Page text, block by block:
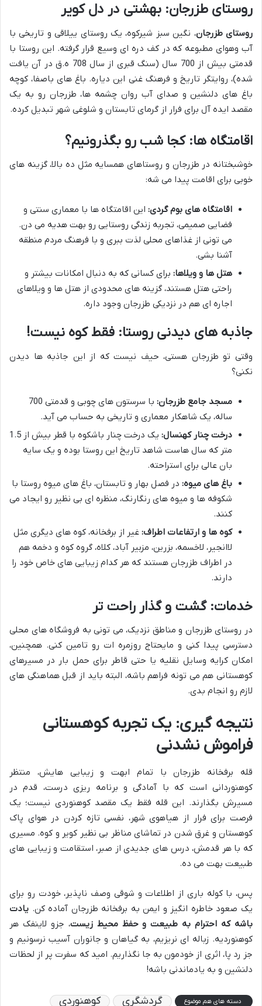
روستای طزرجان: بهشتی در دل کویر
روستای طزرجان، نگین سبز شیرکوه، یک روستای ییلاقی و تاریخی با
آب وهوای مطبوعه که در کف دره ای وسیع قرار گرفته. این روستا با
قدمتی بیش از 700 سال (سنگ قبری از سال 708 ه.ق در آن یافت
شده)، روایتگر تاریخ و فرهنگ غنی این دیاره. باغ های باصفا، کوچه
باغ های دلنشین و صدای آب روان چشمه ها، طزرجان رو به یک
مقصد ایده آل برای فرار از گرمای تابستان و شلوغی شهر تبدیل کرده.
اقامتگاه ها: کجا شب رو بگذرونیم؟
خوشبختانه در طزرجان و روستاهای همسایه مثل ده بالا، گزینه های
خوبی برای اقامت پیدا می شه:
اقامتگاه های بوم گردی: این اقامتگاه ها با معماری سنتی و
فضایی صمیمی، تجربه زندگی روستایی رو بهت هدیه می دن.
می تونی از غذاهای محلی لذت ببری و با فرهنگ مردم منطقه
آشنا بشی.
هتل ها و ویلاها: برای کسانی که به دنبال امکانات بیشتر و
راحتی هتل هستند، گزینه های محدودی از هتل ها و ویلاهای
اجاره ای هم در نزدیکی طزرجان وجود داره.
جاذبه های دیدنی روستا: فقط کوه نیست!
وقتی تو طزرجان هستی، حیف نیست که از این جاذبه ها دیدن
نکنی؟
مسجد جامع طزرجان:
با سرستون های چوبی و قدمتی 700
ساله، یک شاهکار معماری و تاریخی به حساب می آید.
درخت چنار کهنسال:
یک درخت چنار باشکوه با قطر بیش از 1.5
متر که سال هاست شاهد تاریخ این روستا بوده و یک سایه
بان عالی برای استراحته.
باغ های میوه: در فصل بهار و تابستان، باغ های میوه روستا با
شکوفه ها و میوه های رنگارنگ، منظره ای بی نظیر رو ایجاد می
کنند.
کوه ها و ارتفاعات اطراف: غیر از برفخانه، کوه های دیگری مثل
لاانجیر، لاخسمه، بزرین، مزبیر آباد، کلاه، گروه کوه و دخمه هم
در اطراف طزرجان هستند که هر کدام زیبایی های خاص خود را
دارند.
خدمات: گشت و گذار راحت تر
در روستای طزرجان و مناطق نزدیک، می تونی به فروشگاه های محلی
دسترسی پیدا کنی و مایحتاج روزمره ات رو تامین کنی. همچنین،
امکان کرایه وسایل نقلیه یا حتی قاطر برای حمل بار در مسیرهای
کوهستانی هم می تونه فراهم باشه، البته باید از قبل هماهنگی های
لازم رو انجام بدی.
نتیجه گیری: یک تجربه کوهستانی
فراموش نشدنی
قله برفخانه طزرجان با تمام ابهت و زیبایی هایش، منتظر
کوهنوردانی است که با آمادگی و برنامه ریزی درست، قدم در
مسیرش بگذارند. این قله فقط یک مقصد کوهنوردی نیست؛ یک
فرصت برای فرار از هیاهوی شهر، نفسی تازه کردن در هوای پاک
کوهستان و غرق شدن در تماشای مناظر بی نظیر کویر و کوه. مسیری
که با هر قدمش، درس های جدیدی از صبر، استقامت و زیبایی های
طبیعت بهت می ده.
پس، با کوله باری از اطلاعات و شوقی وصف ناپذیر، خودت رو برای
یک صعود خاطره انگیز و ایمن به برفخانه طزرجان آماده کن. یادت
باشه که احترام به طبیعت و حفظ محیط زیست، جزو لاینفک هر
کوهنوردیه. زباله ای نریزیم، به گیاهان و جانوران آسیب نرسونیم و
جز رد پا، اثری از خودمون به جا نگذاریم. امید که سفرت پر از لحظات
دلنشین و به یادماندنی باشه!
دسته های هم موضوع گردشگری کوهنوردی